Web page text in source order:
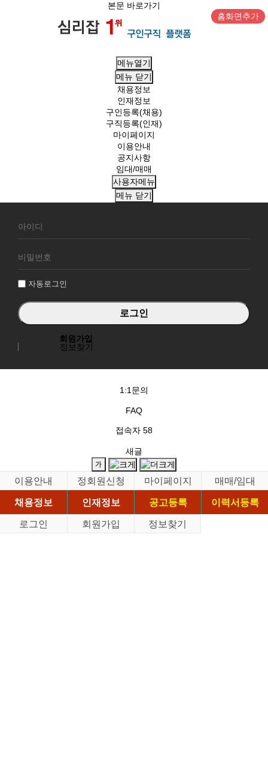
본문 바로가기
홈화면추가
메뉴열기
메뉴 닫기
채용정보
인재정보
구인등록(채용)
구직등록(인재)
마이페이지
이용안내
공지사항
임대/매매
사용자메뉴
메뉴 닫기
원
그
자동로그인
회원가입
정보찾기
1:1문의
FAQ
접속자 58
새글
이용안내 정회원신청 마이페이지
매매/임대
채용정보
인재정보 공고등록
이력서등록
로그인
회원가입 정보찾기